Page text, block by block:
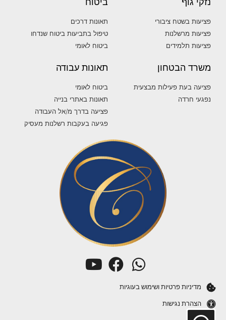
פציעות בשטח ציבורי
פציעות מרשלנות
פציעות תלמידים
תאונות דרכים
טיפול בתביעות ביטוח שנדחו
ביטוח לאומי
משרד הבטחון
פציעה בעת פעילות מבצעית
נפגעי חרדה
תאונות עבודה
ביטוח לאומי
תאונות באתרי בנייה
פציעה בדרך מ/אל העבודה
פגיעה בעקבות רשלנות מעסיק
מדיניות פרטיות ושימוש בעוגיות
הצהרת נגישות